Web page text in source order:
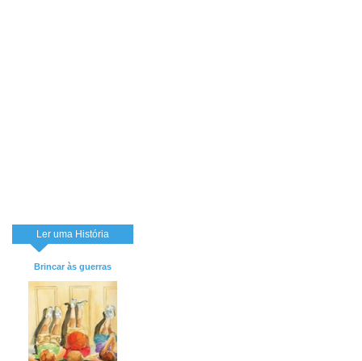
Ler uma História
Brincar às guerras